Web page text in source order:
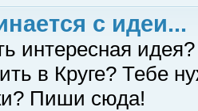
с идеи...
интересная
в Круге? Тебе
Пиши сюда!